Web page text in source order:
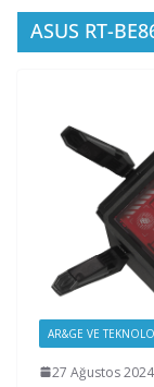
ASUS RT-
AR&GE VE
27 Ağustos 2024